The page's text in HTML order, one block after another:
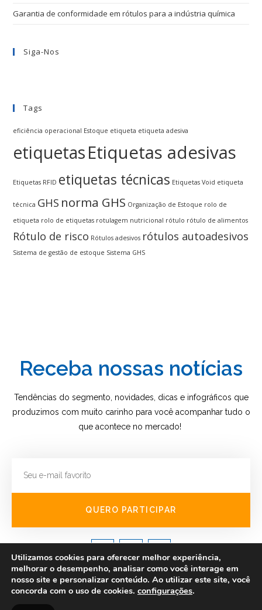
Garantia de conformidade em rótulos para a indústria química
Siga-Nos
Tags
eficiência operacional Estoque etiqueta etiqueta adesiva
etiquetasEtiquetas adesivas
Etiquetas RFID etiquetas técnicas Etiquetas Void etiqueta
técnica GHS norma GHS Organização de Estoque rolo de
etiqueta rolo de etiquetas rotulagem nutricional rótulo rótulo de alimentos
Rótulo de risco Rótulos adesivos rótulos autoadesivos
Sistema de gestão de estoque Sistema GHS
Receba nossas notícias
Tendências do segmento, novidades, dicas e infográficos que
produzimos com muito carinho para você acompanhar tudo o
que acontece no mercado!
QUERO PARTICIPAR
© 2019 Todos os direitos reservados Lightprint Etiquetas Adesivas
Utilizamos cookies para oferecer melhor experiência,
melhorar o desempenho, analisar como você interage em
nosso site e personalizar conteúdo. Ao utilizar este site, você
concorda com o uso de cookies. configurações.